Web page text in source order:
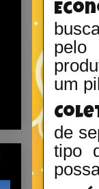
pelo
um
de
tipo